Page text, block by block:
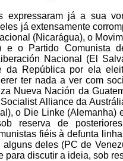
expressaram já a sua
já extensamente
(Nicarágua), o
e o Partido Comunista
Nacional (El
da República por ela
ter nada a ver com
Nueva Nación da
Alliance da
o Die Linke (Alemanha)
reserva de
fiéis à defunta
deles (PC de
para discutir a ideia, sob